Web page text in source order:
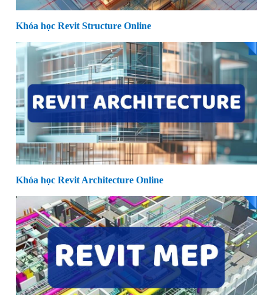
Khóa học Revit Structure Online
Khóa học Revit Architecture Online